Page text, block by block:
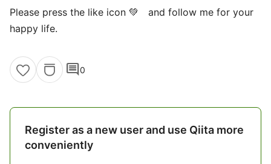
Please press the like icon 💚 and follow me for your
happy life.
comment0
Register as a new user and use Qiita more
conveniently